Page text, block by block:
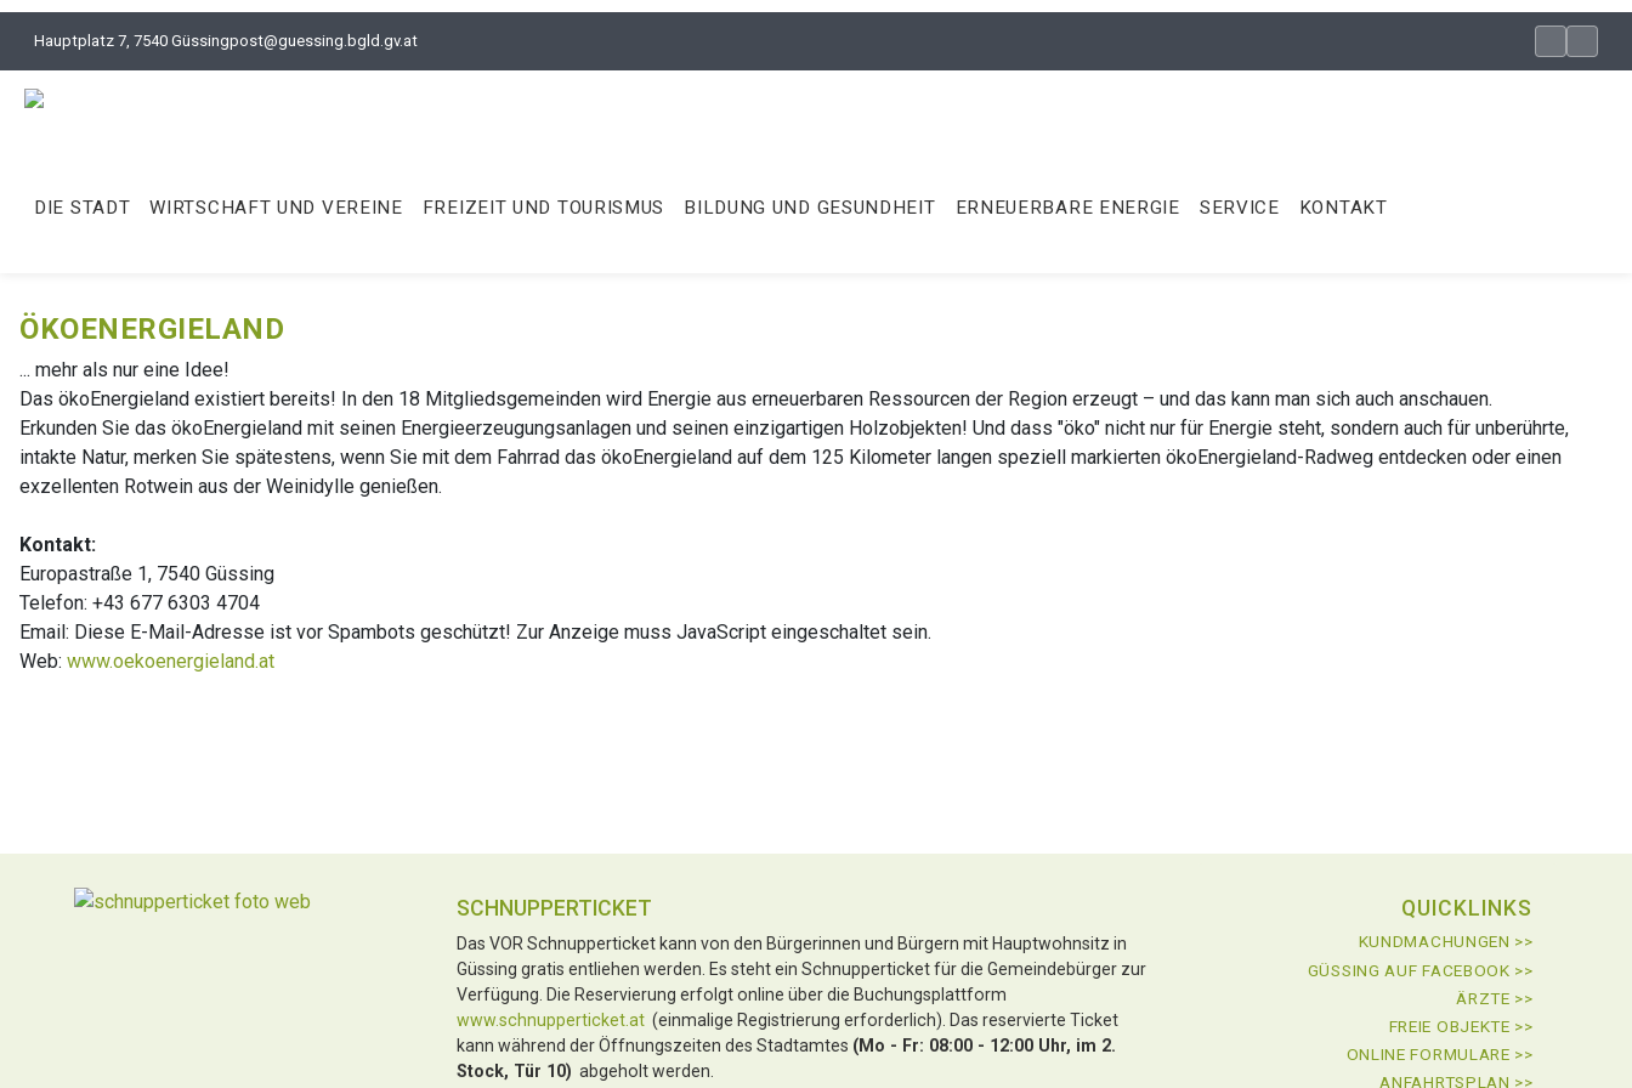
Hauptplatz 7, 7540 Güssingpost@guessing.bgld.gv.at
DIE STADT WIRTSCHAFT UND VEREINE FREIZEIT UND TOURISMUS BILDUNG UND GESUNDHEIT ERNEUERBARE ENERGIE SERVICE KONTAKT
ÖKOENERGIELAND
... mehr als nur eine Idee!
Das ökoEnergieland existiert bereits! In den 18 Mitgliedsgemeinden wird Energie aus erneuerbaren Ressourcen der Region erzeugt – und das kann man sich auch anschauen.
Erkunden Sie das ökoEnergieland mit seinen Energieerzeugungsanlagen und seinen einzigartigen Holzobjekten! Und dass "öko" nicht nur für Energie steht, sondern auch für unberührte,
intakte Natur, merken Sie spätestens, wenn Sie mit dem Fahrrad das ökoEnergieland auf dem 125 Kilometer langen speziell markierten ökoEnergieland-Radweg entdecken oder einen
exzellenten Rotwein aus der Weinidylle genießen.
Kontakt:
Europastraße 1, 7540 Güssing
Telefon: +43 677 6303 4704
Email: Diese E-Mail-Adresse ist vor Spambots geschützt! Zur Anzeige muss JavaScript eingeschaltet sein.
Web: www.oekoenergieland.at
SCHNUPPERTICKET
Das VOR Schnupperticket kann von den Bürgerinnen und Bürgern mit Hauptwohnsitz in
Güssing gratis entliehen werden. Es steht ein Schnupperticket für die Gemeindebürger zur
Verfügung. Die Reservierung erfolgt online über die Buchungsplattform
www.schnupperticket.at (einmalige Registrierung erforderlich). Das reservierte Ticket
kann während der Öffnungszeiten des Stadtamtes (Mo - Fr: 08:00 - 12:00 Uhr, im 2.
Stock, Tür 10) abgeholt werden.
QUICKLINKS
KUNDMACHUNGEN >>
GÜSSING AUF FACEBOOK >>
ÄRZTE >>
FREIE OBJEKTE >>
ONLINE FORMULARE >>
ANFAHRTSPLAN >>